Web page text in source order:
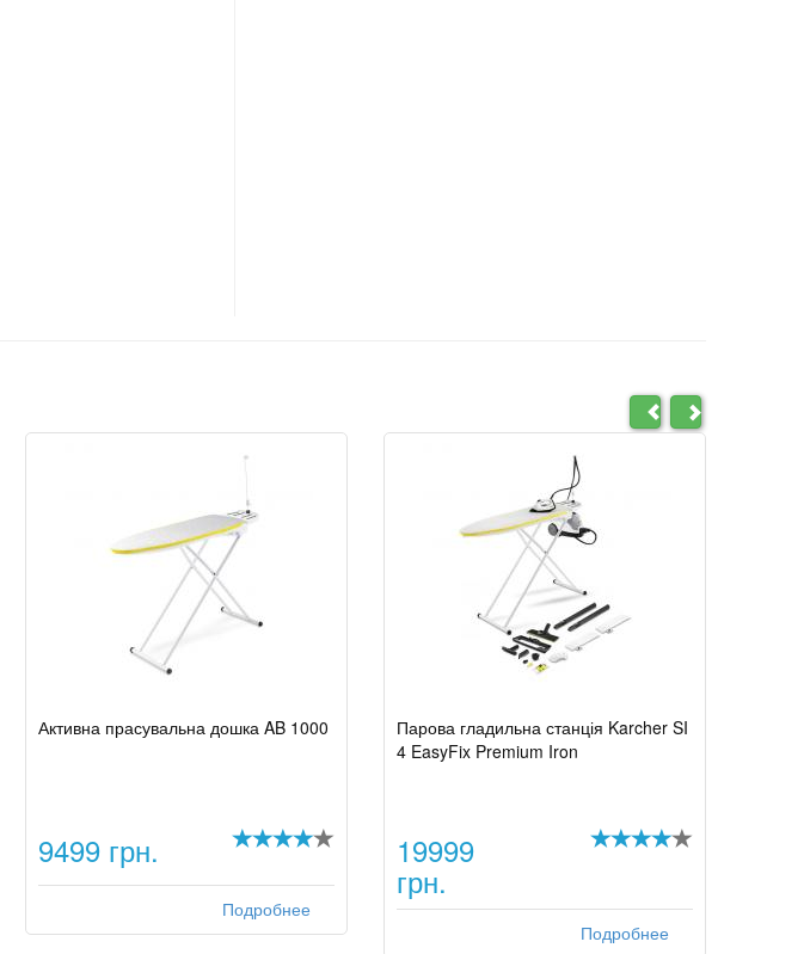
Активна прасувальна дошка AB 1000
9499 грн.
Подробнее
Парова гладильна станція Karcher SI
4 EasyFix Premium Iron
19999
грн.
Подробнее